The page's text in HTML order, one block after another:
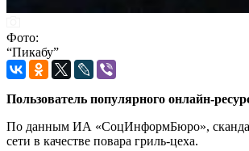
Фото:
“Пикабу”
Пользователь популярного онлайн-
По данным ИА «СоцИнформБюро»,
сети в качестве повара гриль-цеха.